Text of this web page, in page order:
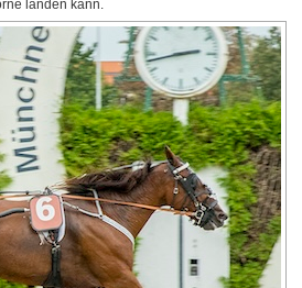
landen kann.